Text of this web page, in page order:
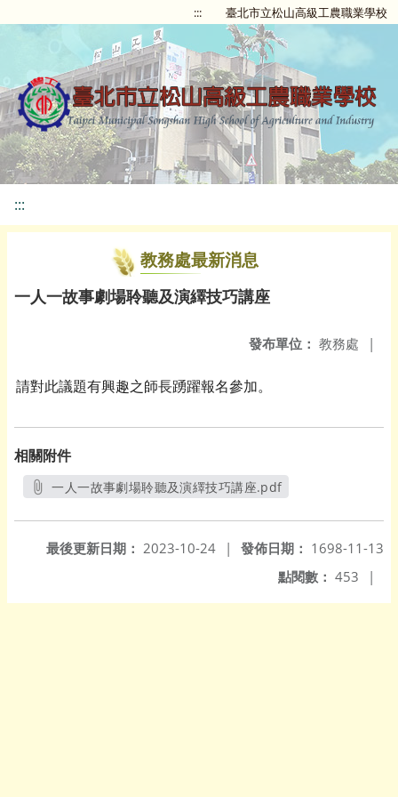
::: 臺北市立松山高級工農職業學校
:::
教務處最新消息
一人一故事劇場聆聽及演繹技巧講座
發布單位： 教務處 |
請對此議題有興趣之師長踴躍報名參加。
相關附件
一人一故事劇場聆聽及演繹技巧講座.pdf
發佈日期： 1698-11-13
最後更新日期： 2023-10-24
|
點閱數： 453 |